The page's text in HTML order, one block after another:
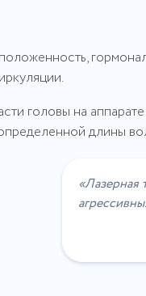
головы на
длины
«Лазерная